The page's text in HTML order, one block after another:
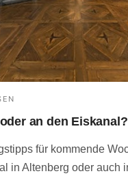
an den Eiskanal?
für kommende
in Altenberg oder auch